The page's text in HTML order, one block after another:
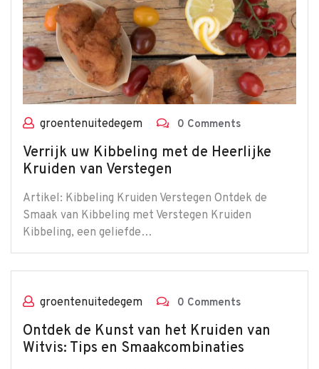
groentenuitedegem 0 Comments
Verrijk uw Kibbeling met de Heerlijke
Kruiden van Verstegen
Artikel: Kibbeling Kruiden Verstegen Ontdek de
Smaak van Kibbeling met Verstegen Kruiden
Kibbeling, een geliefde…
groentenuitedegem 0 Comments
Ontdek de Kunst van het Kruiden van
Witvis: Tips en Smaakcombinaties